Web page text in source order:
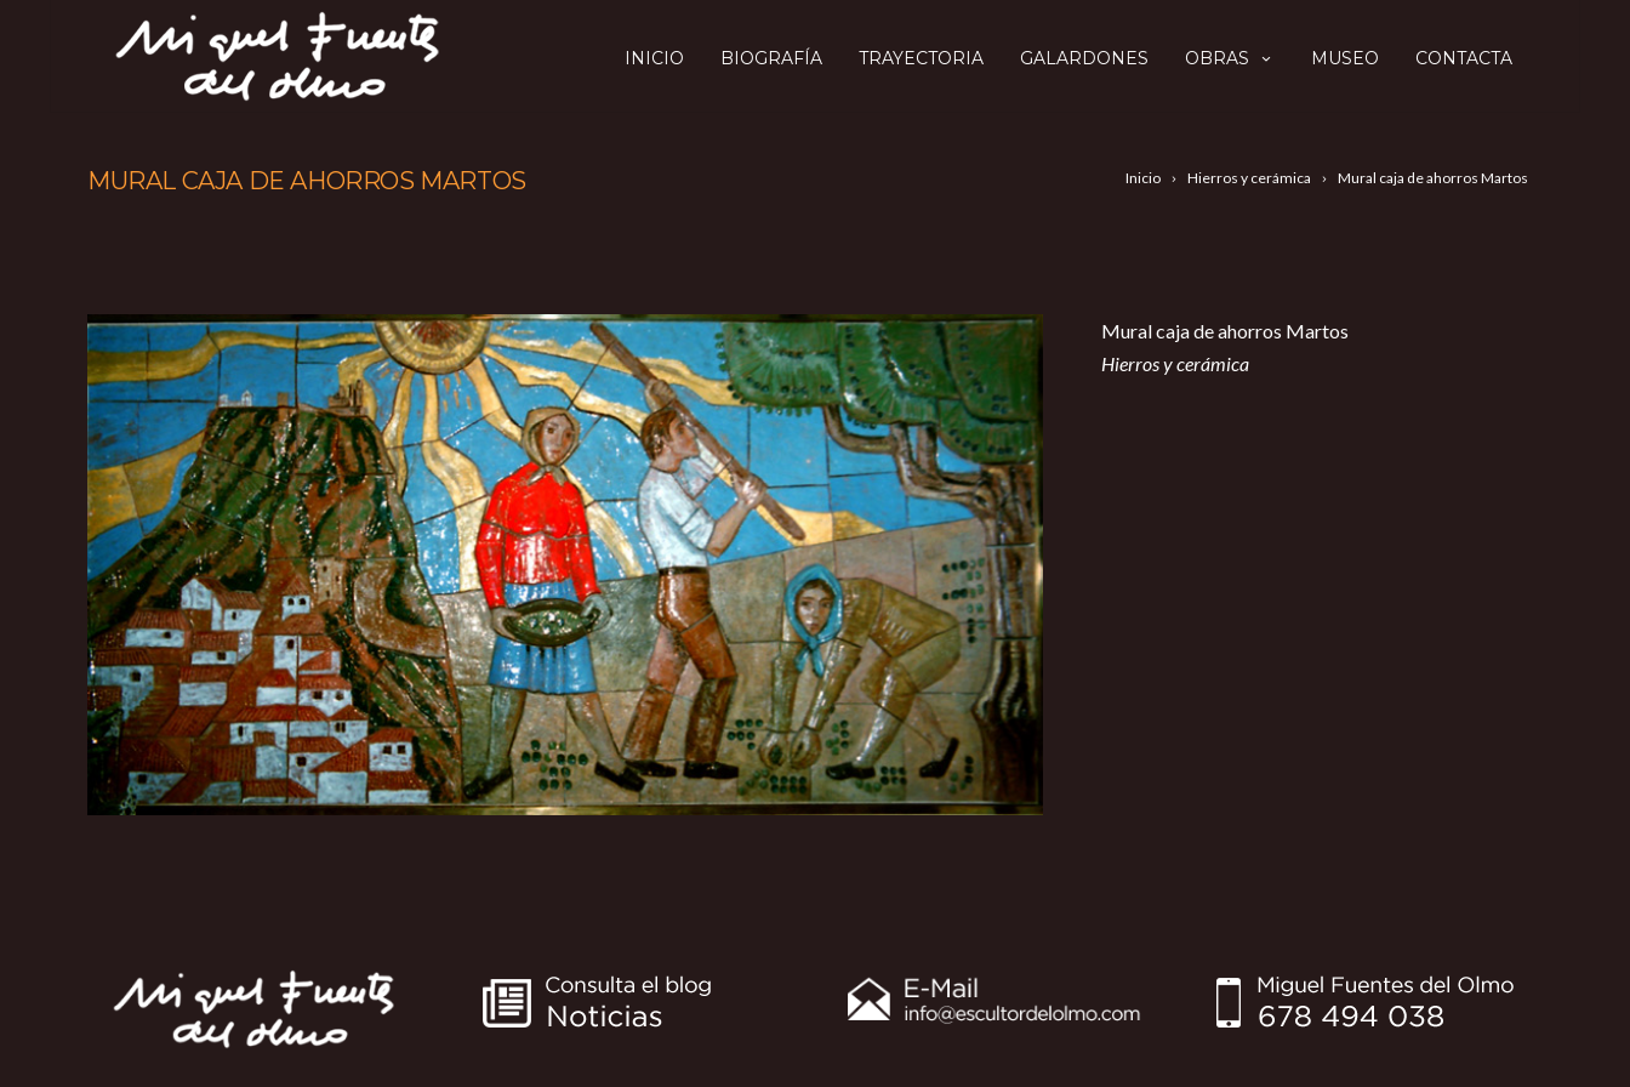
INICIO BIOGRAFÍA TRAYECTORIA GALARDONES OBRAS MUSEO CONTACTA
Inicio Hierros y cerámica Mural caja de ahorros Martos
MURAL CAJA DE AHORROS MARTOS
Mural caja de ahorros Martos
Hierros y cerámica